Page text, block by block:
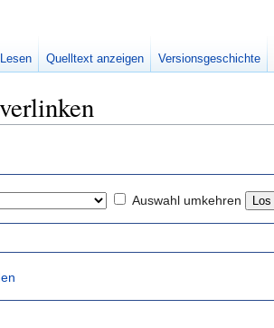
Auswahl umkehren
Lesen Quelltext anzeigen Versionsgeschichte